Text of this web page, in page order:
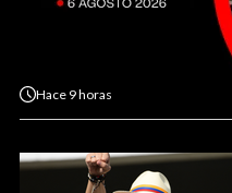
Hace 9 horas